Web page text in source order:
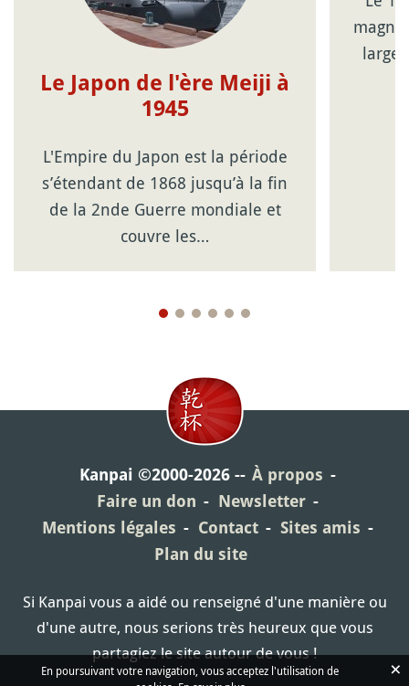
Le Japon de l'ère Meiji à
1945
L'Empire du Japon est la période
s’étendant de 1868 jusqu’à la fin
de la 2nde Guerre mondiale et
couvre les…
large
Kanpai ©2000-2026
À propos
Faire un don
Newsletter
Mentions légales
Contact
Sites amis
Plan du site
Si Kanpai vous a aidé ou renseigné d'une manière ou
d'une autre, nous serions très heureux que vous
partagiez le site autour de vous !
En poursuivant votre navigation, vous acceptez l'utilisation de
×